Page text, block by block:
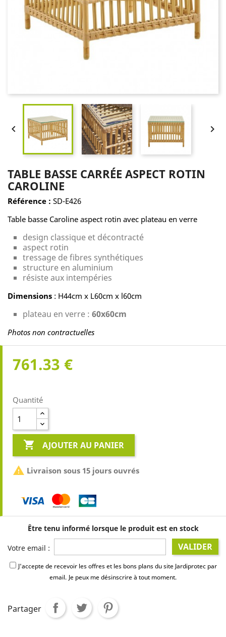
 
TABLE BASSE CARRÉE ASPECT ROTIN
CAROLINE
Référence : SD-E426
Table basse Caroline aspect rotin avec plateau en verre
design classique et décontracté
aspect rotin
tressage de fibres synthétiques
structure en aluminium
résiste aux intempéries
Dimensions : H44cm x L60cm x l60cm
plateau en verre : 60x60cm
Photos non contractuelles
761.33 €
Quantité
 AJOUTER AU PANIER
 Livraison sous 15 jours ouvrés
Être tenu informé lorsque le produit est en stock
Votre email : VALIDER
J'accepte de recevoir les offres et les bons plans du site Jardiprotec par
email. Je peux me désinscrire à tout moment.
Partager